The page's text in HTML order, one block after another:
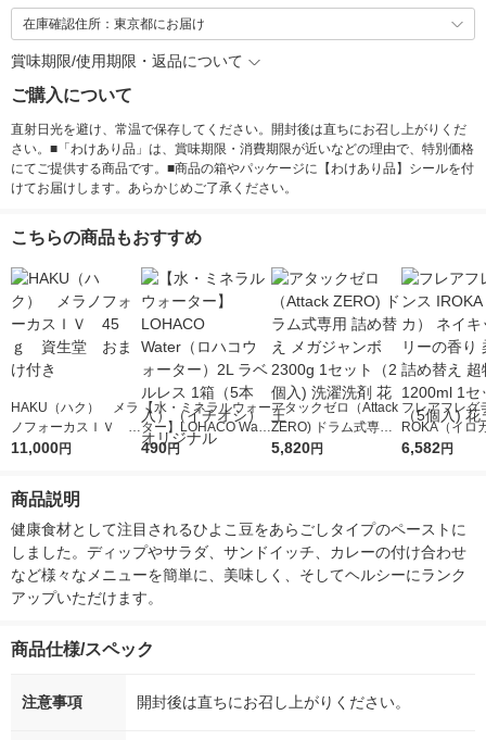
在庫確認住所：東京都にお届け
賞味期限/使用期限・返品について
ご購入について
直射日光を避け、常温で保存してください。開封後は直ちにお召し上がりくだ
さい。■「わけあり品」は、賞味期限・消費期限が近いなどの理由で、特別価格
にてご提供する商品です。■商品の箱やパッケージに【わけあり品】シールを付
けてお届けします。あらかじめご了承ください。
こちらの商品もおすすめ
HAKU（ハク） メラ
ノフォーカスＩＶ 4
5ｇ 資生堂 おまけ
11,000円
【水・ミネラルウォー
ター】LOHACO Wate
r（ロハコウォータ
490円
アタックゼロ（Attack
ZERO) ドラム式専用
詰め替え メガジャン
5,820円
フレアフレグ
ROKA（イロ
イキッドリリ
6,582円
商品説明
健康食材として注目されるひよこ豆をあらごしタイプのペーストに
しました。ディップやサラダ、サンドイッチ、カレーの付け合わせ
など様々なメニューを簡単に、美味しく、そしてヘルシーにランク
アップいただけます。
商品仕様/スペック
注意事項 開封後は直ちにお召し上がりください。